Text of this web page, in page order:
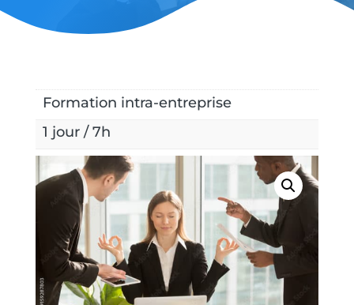
Formation intra-entreprise
1 jour / 7h
Nous contacter